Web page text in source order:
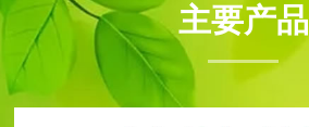
主要产品